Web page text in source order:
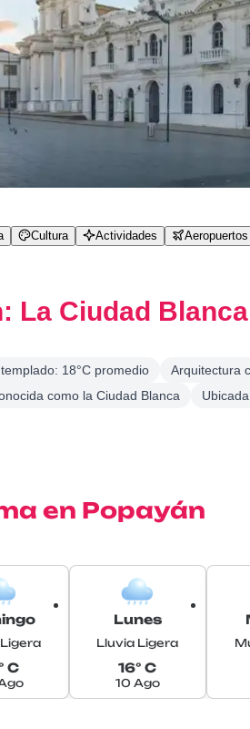
Cultura Actividades Aeropuertos
La Ciudad
18°C promedio Arquitectura
como la Ciudad Blanca
en Popayán
C
Lunes
Lluvia Ligera
16° C
10 Ago